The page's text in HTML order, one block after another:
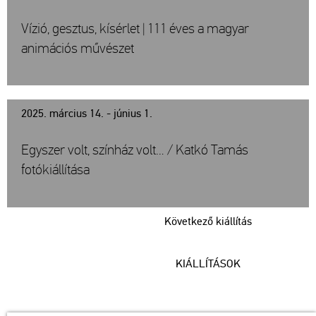
Vízió, gesztus, kísérlet | 111 éves a magyar
animációs művészet
2025. március 14. - június 1.
Következő kiállítás
Egyszer volt, színház volt… / Katkó Tamás
fotókiállítása
KIÁLLÍTÁSOK